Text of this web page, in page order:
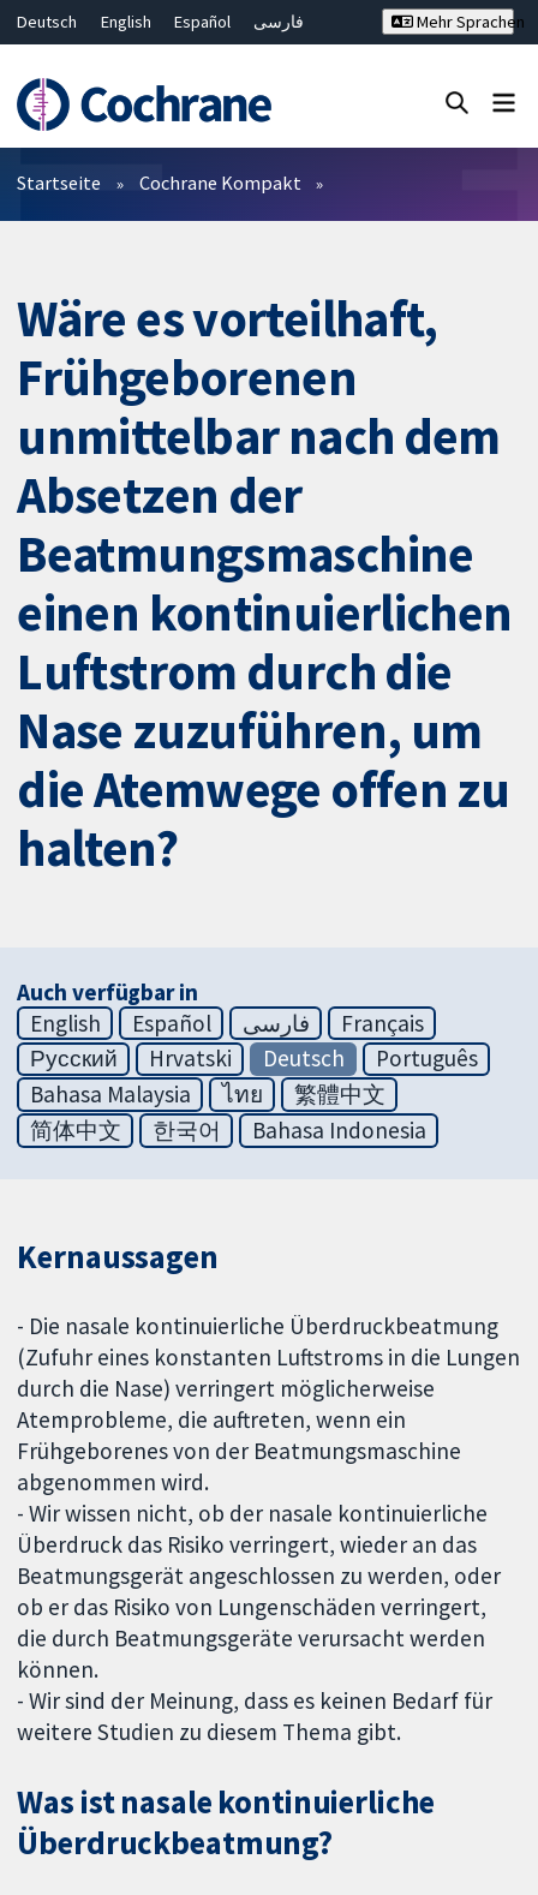
Deutsch English Español
فارسی
Bahasa Malaysia
ไทย
繁體中文
简体中文
Mehr Sprachen
Filter
Startseite Cochrane Kompakt
Wäre es vorteilhaft,
Frühgeborenen
unmittelbar nach dem
Absetzen der
Beatmungsmaschine
einen kontinuierlichen
Luftstrom durch die
Nase zuzuführen, um
die Atemwege offen zu
halten?
Auch verfügbar in
English
Español فارسی
Français
Русский
Hrvatski Deutsch
Português
Bahasa Malaysia
ไทย
繁體中文
简体中文
한국어 Bahasa Indonesia
Kernaussagen
- Die nasale kontinuierliche Überdruckbeatmung
(Zufuhr eines konstanten Luftstroms in die Lungen
durch die Nase) verringert möglicherweise
Atemprobleme, die auftreten, wenn ein
Frühgeborenes von der Beatmungsmaschine
abgenommen wird.
- Wir wissen nicht, ob der nasale kontinuierliche
Überdruck das Risiko verringert, wieder an das
Beatmungsgerät angeschlossen zu werden, oder
ob er das Risiko von Lungenschäden verringert,
die durch Beatmungsgeräte verursacht werden
können.
- Wir sind der Meinung, dass es keinen Bedarf für
weitere Studien zu diesem Thema gibt.
Was ist nasale kontinuierliche
Überdruckbeatmung?